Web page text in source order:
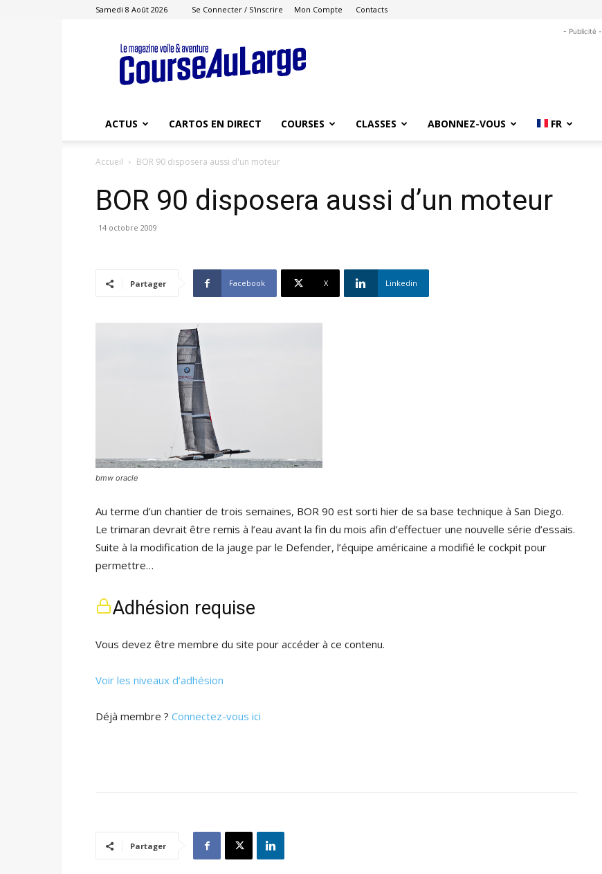
Samedi 8 Août 2026 Se Connecter / S'inscrire Mon Compte Contacts
Course
au
Large
- Publicité -
ACTUS CARTOS EN DIRECT COURSES CLASSES ABONNEZ-VOUS FR
Accueil BOR 90 disposera aussi d'un moteur
BOR 90 disposera aussi d’un moteur
14 octobre 2009
Partager Facebook X Linkedin
bmw oracle
Au terme d’un chantier de trois semaines, BOR 90 est sorti hier de sa base technique à San Diego.
Le trimaran devrait être remis à l’eau avant la fin du mois afin d’effectuer une nouvelle série d’essais.
Suite à la modification de la jauge par le Defender, l’équipe américaine a modifié le cockpit pour
permettre…
Adhésion requise
Vous devez être membre du site pour accéder à ce contenu.
Voir les niveaux d’adhésion
Déjà membre ? Connectez-vous ici
Partager